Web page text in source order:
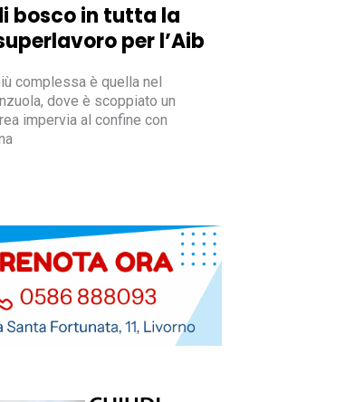
bosco in tutta la
per l’Aib
complessa è quella nel
dove è scoppiato un
impervia al confine con